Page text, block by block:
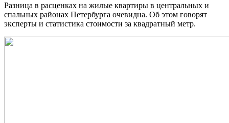
Разница в расценках на жилые квартиры в центральных и
спальных районах Петербурга очевидна. Об этом говорят
эксперты и статистика стоимости за квадратный метр.